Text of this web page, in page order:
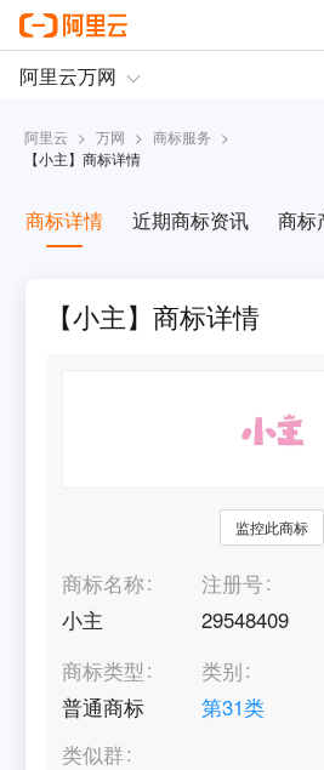
阿里云 > 万网 > 商标服务 >
【小主】商标详情
商标详情 近期商标资讯 商标
【小主】商标详情
监控此商标
商标名称
小主
注册号
29548409
商标类型
普通商标
类别
第31类
类似群